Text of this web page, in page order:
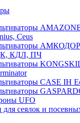
Ceus
КДЛ, ПЧ
CASE IH
UFO
для сеялок и